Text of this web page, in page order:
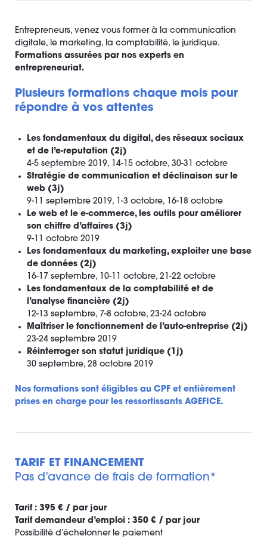
Entrepreneurs, venez vous former à la communication
digitale, le marketing, la comptabilité, le juridique.
Formations assurées par nos experts en
entrepreneuriat.
Plusieurs formations chaque mois pour
répondre à vos attentes
Les fondamentaux du digital, des réseaux sociaux
et de l’e-reputation (2j)
4-5 septembre 2019, 14-15 octobre, 30-31 octobre
Stratégie de communication et déclinaison sur le
web (3j)
9-11 septembre 2019, 1-3 octobre, 16-18 octobre
Le web et le e-commerce, les outils pour améliorer
son chiffre d’affaires (3j)
9-11 octobre 2019
Les fondamentaux du marketing, exploiter une base
de données (2j)
16-17 septembre, 10-11 octobre, 21-22 octobre
Les fondamentaux de la comptabilité et de
l’analyse financière (2j)
12-13 septembre, 7-8 octobre, 23-24 octobre
Maîtriser le fonctionnement de l’auto-entreprise (2j)
23-24 septembre 2019
Réinterroger son statut juridique (1j)
30 septembre, 28 octobre 2019
Nos formations sont éligibles au CPF et entièrement
prises en charge pour les ressortissants AGEFICE.
TARIF ET FINANCEMENT
Pas d’avance de frais de formation*
Tarif : 395 € / par jour
Tarif demandeur d’emploi : 350 € / par jour
Possibilité d’échelonner le paiement